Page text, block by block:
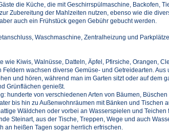
die Küche, die mit Geschirrspülmaschine, Backofen,
Zubereitung der Mahlzeiten nutzen, ebenso wie die
auch ein Frühstück gegen Gebühr gebucht werden.
Waschmaschine, Zentralheizung und
wie Kiwis, Walnüsse, Datteln, Äpfel, Pfirsiche, Orangen,
wachsen diverse Gemüse- und Getreidearten. Aus
und hören, während man im Garten sitzt oder auf dem
Grünflächen genießt.
hunderte von verschiedenen Arten von Bäumen, Büschen
bis hin zu Außenwohnräumen mit Bänken und Tischen
Wäldchen oder vorbei an Wasserspielen und Teichen
Steinart, aus der Tische, Treppen, Wege und auch
an heißen Tagen sogar herrlich erfrischen.